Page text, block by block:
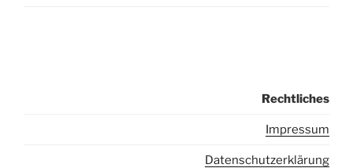
Rechtliches
Impressum
Datenschutzerklärung